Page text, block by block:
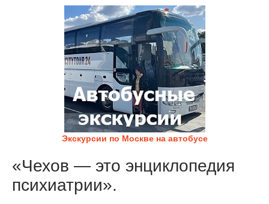
Экскурсии по Москве на автобусе
«Чехов — это энциклопедия
психиатрии».